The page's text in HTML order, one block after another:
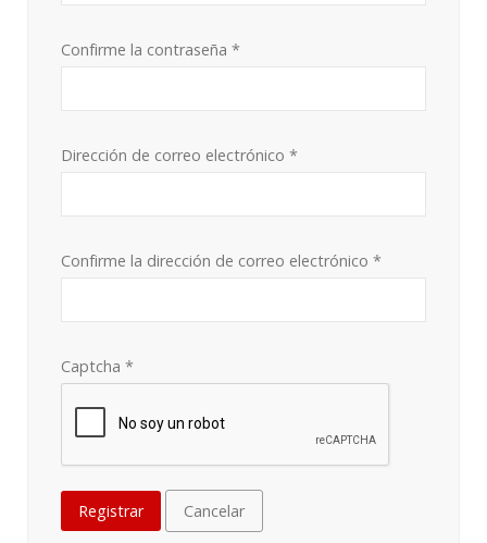
Confirme la contraseña *
Dirección de correo electrónico *
Confirme la dirección de correo electrónico *
Captcha *
Registrar Cancelar